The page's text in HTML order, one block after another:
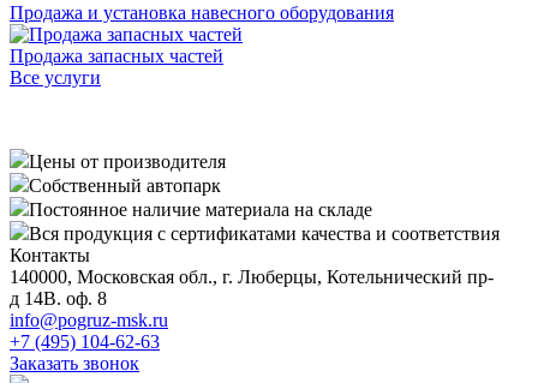
Продажа и установка навесного оборудования
Продажа запасных частей
Все услуги
Цены от производителя
Собственный автопарк
Постоянное наличие материала на складе
Вся продукция с сертификатами качества и соответствия
Контакты
140000, Московская обл., г. Люберцы, Котельнический пр-
д 14В. оф. 8
info@pogruz-msk.ru
+7 (495) 104-62-63
Заказать звонок